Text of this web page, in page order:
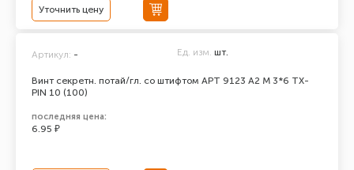
Уточнить цену
Винт секретн. потай/гл. со штифтом АРТ 9123 А2 M 3*6 TX-
PIN 10 (100)
Артикул: - Ед. изм. шт.
последняя цена:
6.95 ₽